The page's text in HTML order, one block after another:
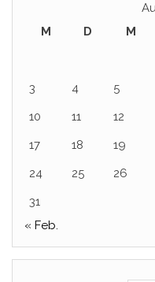
M
D M
3
4 5
10
11 12
17
18 19
24
25 26
31
« Feb.